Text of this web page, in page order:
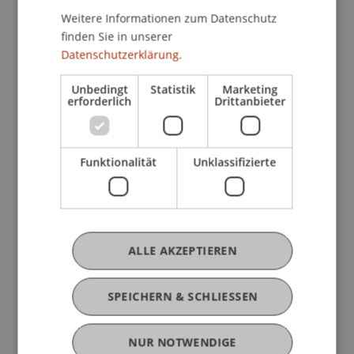
Für mich ist Nachhaltigkeit im
Finanzbereich mehr als ein Trend –
sie ist Ausdruck einer Haltung, die
langfristiges Denken,
Weitere Informationen zum Datenschutz
finden Sie in unserer
Datenschutzerklärung.
Unbedingt
erforderlich
Statistik Marketing
Drittanbieter
Funktionalität Unklassifizierte
SPEICHERN & SCHLIESSEN
ALLE AKZEPTIEREN
NUR NOTWENDIGE